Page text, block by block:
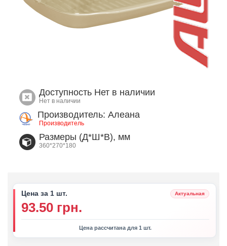
Доступность Нет в наличии
Нет в наличии
Производитель: Алеана
Производитель
Размеры (Д*Ш*В), мм
360*270*180
Цена за 1 шт. Актуальная
93.50 грн.
Цена рассчитана для 1 шт.